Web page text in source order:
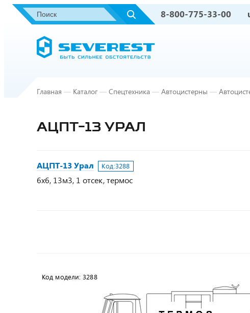
8-800-775-33-00
Главная — Каталог — Спецтехника — Автоцистерны —
АЦПТ-13 УРАЛ
АЦПТ-13 Урал Код:3288
6х6, 13м3, 1 отсек, термос